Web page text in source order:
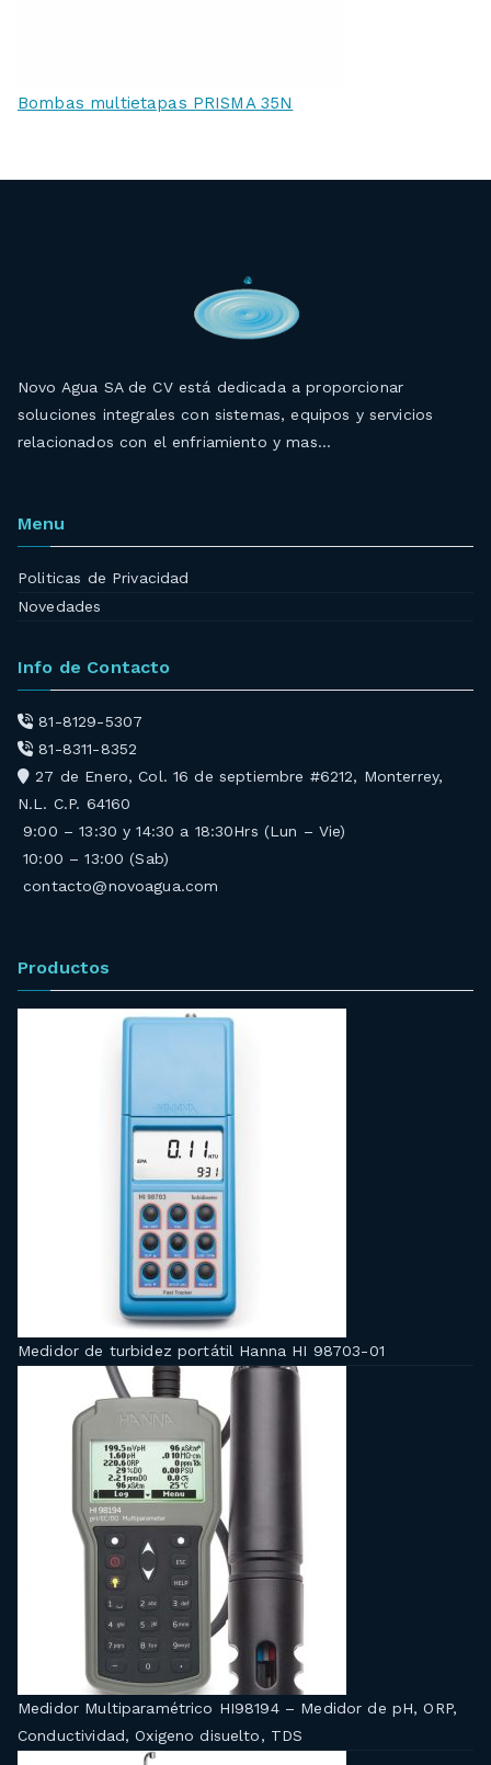
Bombas multietapas PRISMA 35N
Novo Agua SA de CV está dedicada a proporcionar
soluciones integrales con sistemas, equipos y servicios
relacionados con el enfriamiento y mas…
Menu
Politicas de Privacidad
Novedades
Info de Contacto
81-8129-5307
81-8311-8352
27 de Enero, Col. 16 de septiembre #6212, Monterrey,
N.L. C.P. 64160
9:00 – 13:30 y 14:30 a 18:30Hrs (Lun – Vie)
10:00 – 13:00 (Sab)
contacto@novoagua.com
Productos
Medidor de turbidez portátil Hanna HI 98703-01
Medidor Multiparamétrico HI98194 – Medidor de pH, ORP,
Conductividad, Oxigeno disuelto, TDS